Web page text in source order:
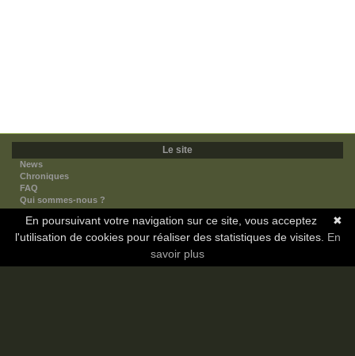
Le site
News
Chroniques
FAQ
Qui sommes-nous ?
Nos partenaires
Faites-nous connaitre
Nous contacter
✖
En poursuivant votre navigation sur ce site, vous acceptez
l'utilisation de cookies pour réaliser des statistiques de visites. En
savoir plus